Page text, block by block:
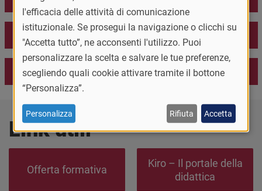
Diventa collaboratore part-time
Fai parte di un'Associazione studentesca
Link utili
Offerta formativa
Kiro – Il portale della
didattica
l'efficacia delle attività di comunicazione
istituzionale. Se prosegui la navigazione o clicchi su
"Accetta tutto”, ne acconsenti l'utilizzo. Puoi
personalizzare la scelta e salvare le tue preferenze,
scegliendo quali cookie attivare tramite il bottone
“Personalizza”.
Personalizza Rifiuta Accetta